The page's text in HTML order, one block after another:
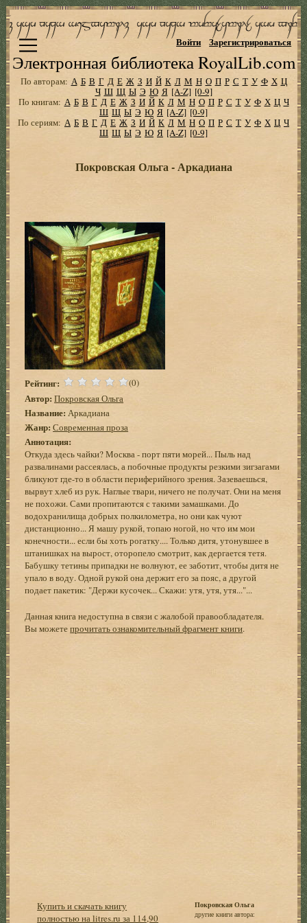
Электронная библиотека RoyalLib.com
Войти Зарегистрироваться
По авторам: А Б В Г Д Е Ж З И Й К Л М Н О П Р С Т У Ф Х Ц
Ч Ш Щ Ы Э Ю Я [A-Z] [0-9]
По книгам: А Б В Г Д Е Ж З И Й К Л М Н О П Р С Т У Ф Х Ц Ч
Ш Щ Ы Э Ю Я [A-Z] [0-9]
По сериям: А Б В Г Д Е Ж З И Й К Л М Н О П Р С Т У Ф Х Ц Ч
Ш Щ Ы Э Ю Я [A-Z] [0-9]
Покровская Ольга - Аркадиана
Рейтинг: (0)
Автор: Покровская Ольга
Название: Аркадиана
Жанр: Современная проза
Аннотация:
Откуда здесь чайки? Москва - порт пяти морей... Пыль над
развалинами рассеялась, а побочные продукты резкими зигзагами
бликуют где-то в области периферийного зрения. Зазеваешься,
вырвут хлеб из рук. Наглые твари, ничего не получат. Они на меня
не похожи. Сами пропитаются с такими замашками. До
водохранилища добрых полкилометра, но они как чуют
дистанционно... Я машу рукой, топаю ногой, но что им мои
конечности... если бы хоть рогатку.... Только дитя, утонувшее в
штанишках на вырост, оторопело смотрит, как дергается тетя.
Бабушку тетины припадки не волнуют, ее заботит, чтобы дитя не
упало в воду. Одной рукой она держит его за пояс, а другой
подает пакетик: "Держи кусочек... Скажи: утя, утя, утя..."...
Данная книга недоступна в связи с жалобой правообладателя.
Вы можетепрочитать ознакомительный фрагмент книги.
Купить и скачать книгу
полностью на litres.ru за 114,90
Покровская Ольга
другие книги автора: